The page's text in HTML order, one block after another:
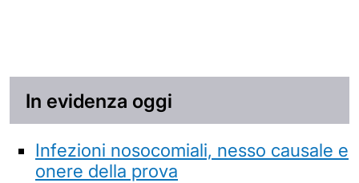
In evidenza oggi
Infezioni nosocomiali, nesso causale e
onere della prova